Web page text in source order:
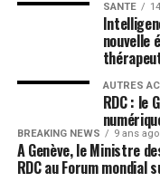
SANTE
nouvelle
AUTRES
RDC : le
BREAKING NEWS 9 ans ago
A Genève, le Ministre
RDC au Forum mondial